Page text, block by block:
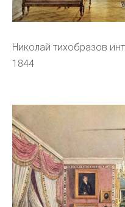
Николай тихобразов
1844